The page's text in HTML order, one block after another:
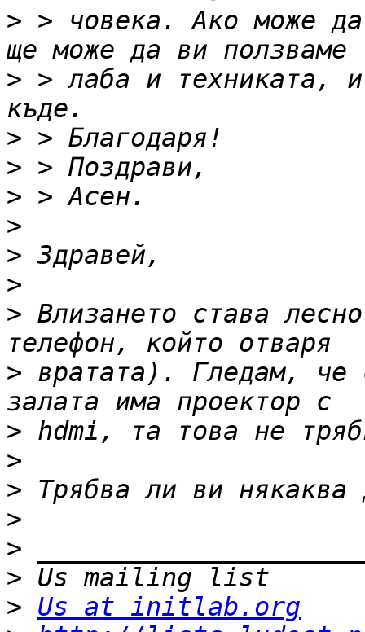
> > човека. Ако може
> > лаба и техниката,
>
>
>
>
>
>
> Влизането става
> вратата). Гледам, че
>
>
>
>
>
>
> Us at initlab.org